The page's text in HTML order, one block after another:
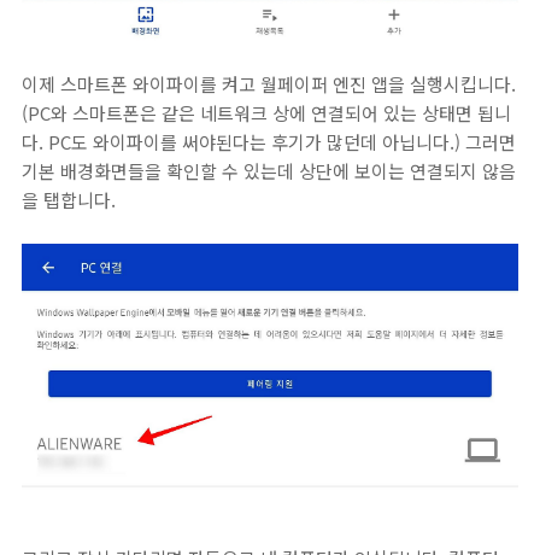
이제 스마트폰 와이파이를 켜고 월페이퍼 엔진 앱을 실행시킵니다.
(PC와 스마트폰은 같은 네트워크 상에 연결되어 있는 상태면 됩니
다. PC도 와이파이를 써야된다는 후기가 많던데 아닙니다.) 그러면
기본 배경화면들을 확인할 수 있는데 상단에 보이는 연결되지 않음
을 탭합니다.